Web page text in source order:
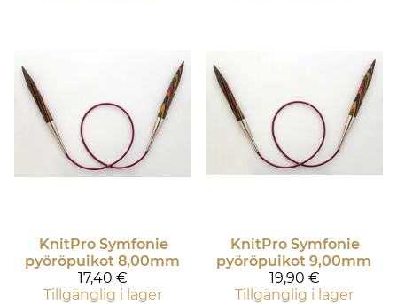
KnitPro Symfonie
pyöröpuikot 8,00mm
17,40 €
Tillgänglig i lager
KnitPro Symfonie
pyöröpuikot 9,00mm
19,90 €
Tillgänglig i lager